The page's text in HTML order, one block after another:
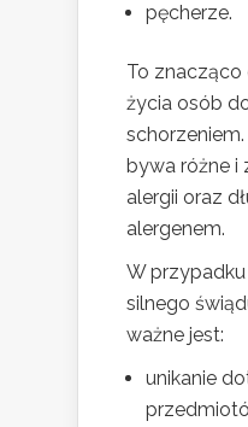
pęcherze.
To
życia osób
bywa różne i
alergii oraz
alergenem.
W
silnego
ważne jest:
unikanie